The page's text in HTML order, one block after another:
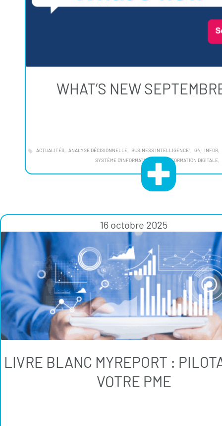
WHAT’S NEW
ACTUALITÉS ANALYSE DÉCISIONNELLE BUSINESS INTELLIGENCE" G4 INFOR
SYSTÈME D'INFORMATION
TRANSFORMATION DIGITALE
16 octobre 2025
LIVRE BLANC MYREPORT :
VOTRE PME